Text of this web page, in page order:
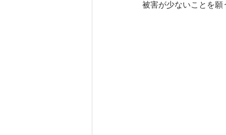
被害が少ないことを願